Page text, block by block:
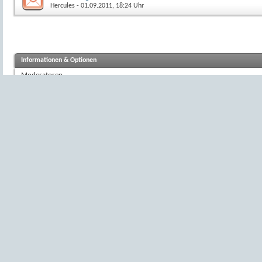
Hercules - 01.09.2011, 18:24 Uhr
Informationen & Optionen
Moderatoren